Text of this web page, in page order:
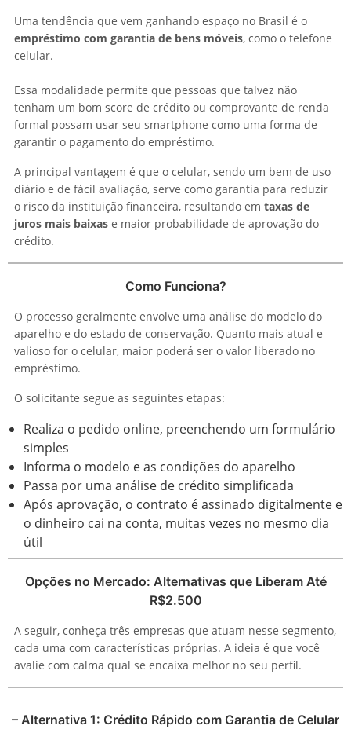
Uma tendência que vem ganhando espaço no Brasil é o
empréstimo com garantia de bens móveis, como o telefone
celular.
Essa modalidade permite que pessoas que talvez não
tenham um bom score de crédito ou comprovante de renda
formal possam usar seu smartphone como uma forma de
garantir o pagamento do empréstimo.
A principal vantagem é que o celular, sendo um bem de uso
diário e de fácil avaliação, serve como garantia para reduzir
o risco da instituição financeira, resultando em taxas de
juros mais baixas e maior probabilidade de aprovação do
crédito.
Como Funciona?
O processo geralmente envolve uma análise do modelo do
aparelho e do estado de conservação. Quanto mais atual e
valioso for o celular, maior poderá ser o valor liberado no
empréstimo.
O solicitante segue as seguintes etapas:
Realiza o pedido online, preenchendo um formulário
simples
Informa o modelo e as condições do aparelho
Passa por uma análise de crédito simplificada
Após aprovação, o contrato é assinado digitalmente e
o dinheiro cai na conta, muitas vezes no mesmo dia
útil
Opções no Mercado: Alternativas que Liberam Até
R$2.500
A seguir, conheça três empresas que atuam nesse segmento,
cada uma com características próprias. A ideia é que você
avalie com calma qual se encaixa melhor no seu perfil.
– Alternativa 1: Crédito Rápido com Garantia de Celular